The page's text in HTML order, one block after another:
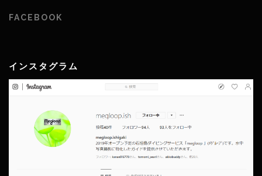
FACEBOOK
インスタグラム